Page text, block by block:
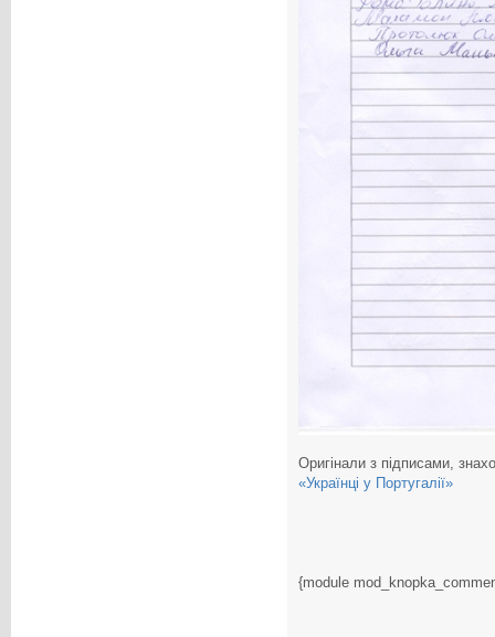
Оригінали з підписами,
«Українці у Португалії»
{module